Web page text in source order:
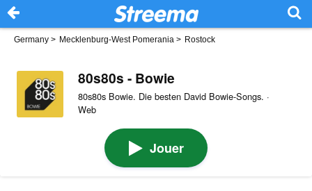
Germany > Mecklenburg-West Pomerania > Rostock
80s80s - Bowie
80s80s Bowie. Die besten David Bowie-Songs. ·
Web
Jouer